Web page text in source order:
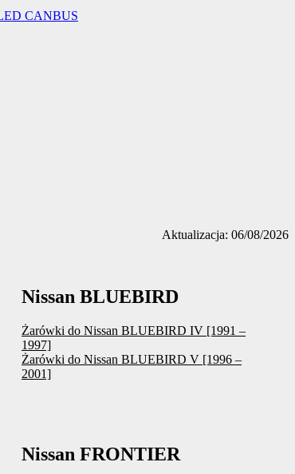
Aktualizacja: 06/08/2026
Nissan BLUEBIRD
Żarówki do Nissan BLUEBIRD IV [1991 –
1997]
Żarówki do Nissan BLUEBIRD V [1996 –
2001]
Nissan FRONTIER